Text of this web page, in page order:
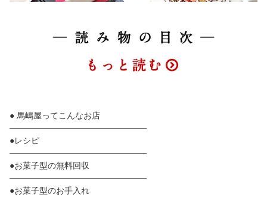
● 馬嶋屋ってこんなお店
───────────────────────
●レシピ
───────────────────────
●お菓子型の無料回収
───────────────────────
●お菓子型のお手入れ